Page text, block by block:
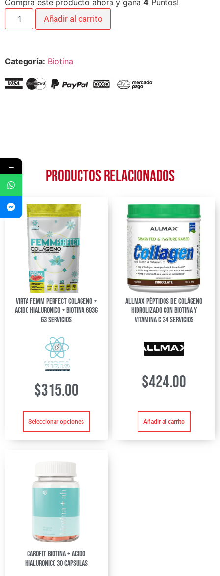
Compra este producto ahora y gana 4 Puntos!
Añadir al carrito
Categoría: Biotina
Productos relacionados
Virta Femm Perfect Colageno +
Acido Hialuronico + Biotina 693g
63 servicios
$315.00
Seleccionar opciones
Allmax Péptidos de Colágeno
Hidrolizado Con Biotina y
Vitamina C 34 Servicios
$424.00
Añadir al carrito
CaroFit Biotina + Acido
Hialuronico 30 Capsulas
←